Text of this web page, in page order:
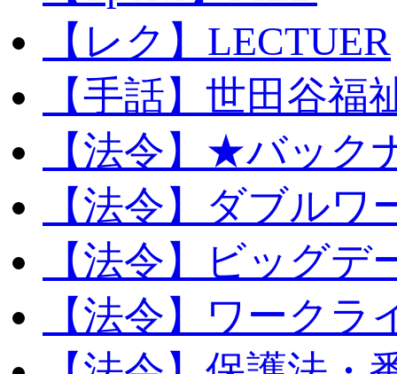
【レク】LECTUER
【手話】世田谷福
【法令】★バック
【法令】ダブルワ
【法令】ビッグデ
【法令】ワークラ